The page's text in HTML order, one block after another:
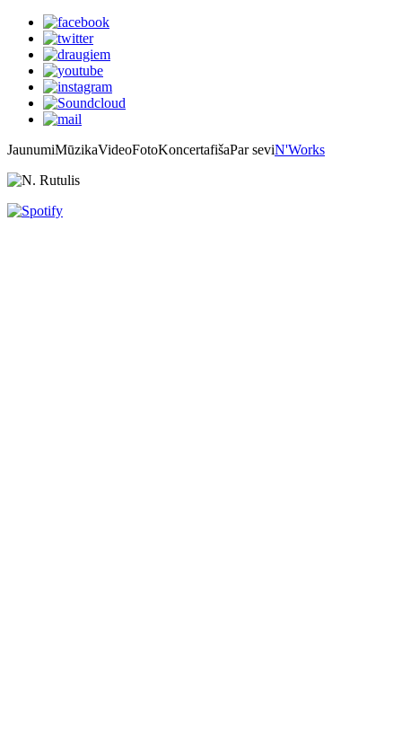
JaunumiMūzikaVideoFotoKoncertafišaPar seviN'Works